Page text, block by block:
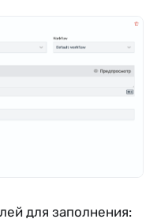
для заполнения: